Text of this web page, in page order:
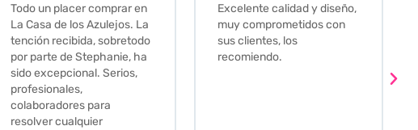
Excelente calidad y diseño,
muy comprometidos con
sus clientes, los
recomiendo.
Que decir, si teneis que
comprar alguna baldosa
este és el sitio indicado! Yo
pedi una muestra y me